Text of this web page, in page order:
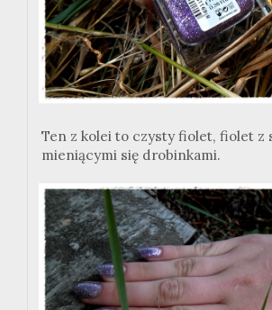
Ten z kolei to czysty fiolet, fiolet z
mieniącymi się drobinkami.